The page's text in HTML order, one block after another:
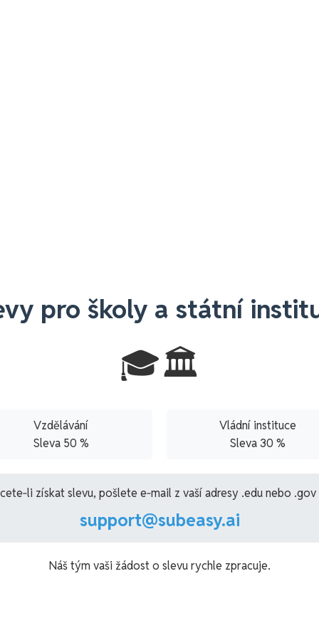
pro školy a státní
🎓🏛️
Vzdělávání
Sleva 50 %
Vládní instituce
Sleva 30 %
získat slevu, pošlete e‑mail z vaší adresy .edu nebo .gov
support@subeasy.ai
Náš tým vaši žádost o slevu rychle zpracuje.